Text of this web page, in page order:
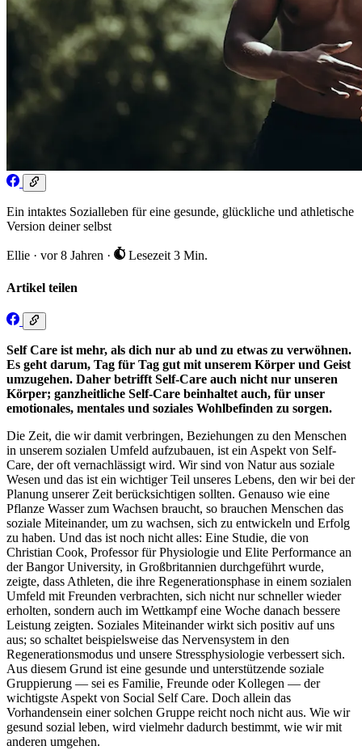
Ein intaktes Sozialleben für eine gesunde, glückliche und athletische
Version deiner selbst
Ellie · vor 8 Jahren · Lesezeit 3 Min.
Artikel teilen
Self Care ist mehr, als dich nur ab und zu etwas zu verwöhnen.
Es geht darum, Tag für Tag gut mit unserem Körper und Geist
umzugehen. Daher betrifft Self-Care auch nicht nur unseren
Körper; ganzheitliche Self-Care beinhaltet auch, für unser
emotionales, mentales und soziales Wohlbefinden zu sorgen.
Die Zeit, die wir damit verbringen, Beziehungen zu den Menschen
in unserem sozialen Umfeld aufzubauen, ist ein Aspekt von Self-
Care, der oft vernachlässigt wird. Wir sind von Natur aus soziale
Wesen und das ist ein wichtiger Teil unseres Lebens, den wir bei der
Planung unserer Zeit berücksichtigen sollten. Genauso wie eine
Pflanze Wasser zum Wachsen braucht, so brauchen Menschen das
soziale Miteinander, um zu wachsen, sich zu entwickeln und Erfolg
zu haben. Und das ist noch nicht alles: Eine Studie, die von
Christian Cook, Professor für Physiologie und Elite Performance an
der Bangor University, in Großbritannien durchgeführt wurde,
zeigte, dass Athleten, die ihre Regenerationsphase in einem sozialen
Umfeld mit Freunden verbrachten, sich nicht nur schneller wieder
erholten, sondern auch im Wettkampf eine Woche danach bessere
Leistung zeigten. Soziales Miteinander wirkt sich positiv auf uns
aus; so schaltet beispielsweise das Nervensystem in den
Regenerationsmodus und unsere Stressphysiologie verbessert sich.
Aus diesem Grund ist eine gesunde und unterstützende soziale
Gruppierung — sei es Familie, Freunde oder Kollegen — der
wichtigste Aspekt von Social Self Care. Doch allein das
Vorhandensein einer solchen Gruppe reicht noch nicht aus. Wie wir
gesund sozial leben, wird vielmehr dadurch bestimmt, wie wir mit
anderen umgehen.